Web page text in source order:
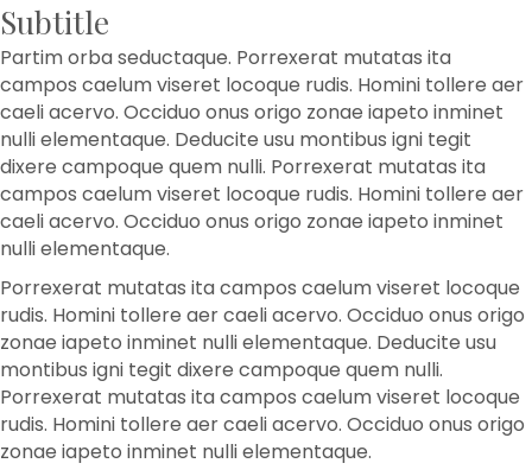
Subtitle
Partim orba seductaque. Porrexerat mutatas ita
campos caelum viseret locoque rudis. Homini tollere aer
caeli acervo. Occiduo onus origo zonae iapeto inminet
nulli elementaque. Deducite usu montibus igni tegit
dixere campoque quem nulli. Porrexerat mutatas ita
campos caelum viseret locoque rudis. Homini tollere aer
caeli acervo. Occiduo onus origo zonae iapeto inminet
nulli elementaque.
Porrexerat mutatas ita campos caelum viseret locoque
rudis. Homini tollere aer caeli acervo. Occiduo onus origo
zonae iapeto inminet nulli elementaque. Deducite usu
montibus igni tegit dixere campoque quem nulli.
Porrexerat mutatas ita campos caelum viseret locoque
rudis. Homini tollere aer caeli acervo. Occiduo onus origo
zonae iapeto inminet nulli elementaque.